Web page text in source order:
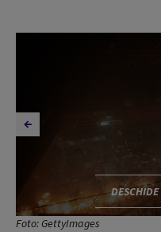
Foto: GettyImages